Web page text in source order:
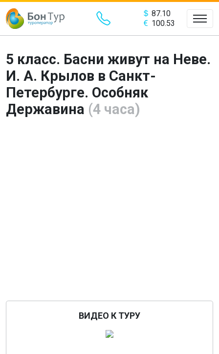
87.10
100.53
5 класс. Басни живут на Неве.
И. А. Крылов в Санкт-
Петербурге. Особняк
Державина (4 часа)
ВИДЕО К ТУРУ